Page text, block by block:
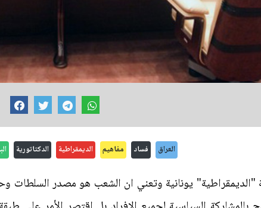
العراق فساد مفاهيم الديمقراطية الدكتاتورية
يونانية وتعني ان الشعب هو مصدر السلطات